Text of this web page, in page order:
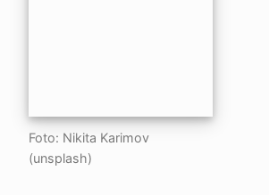
Foto: Nikita Karimov
(unsplash)